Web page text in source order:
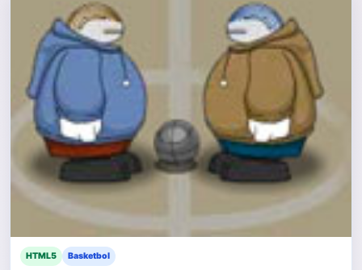
HTML5 Basketbol